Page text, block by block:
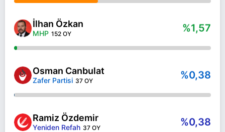
İlhan Özkan
MHP 152 OY %1,57
Osman Canbulat
Zafer Partisi 37 OY %0,38
Ramiz Özdemir
Yeniden Refah 37 OY %0,38